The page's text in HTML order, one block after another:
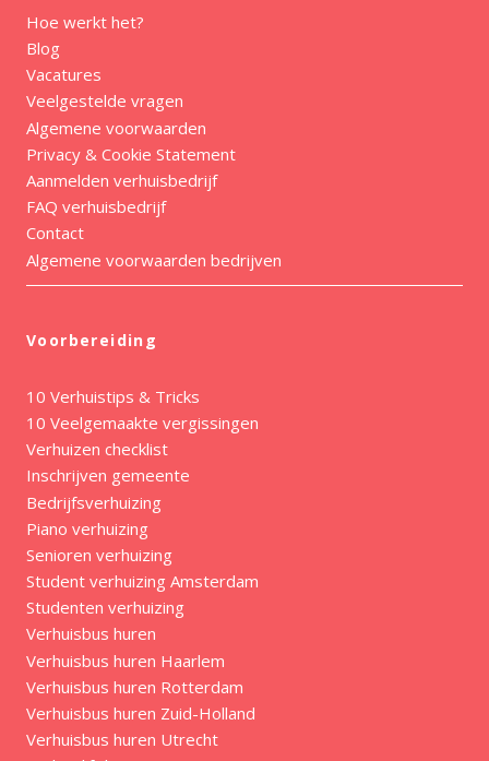
Hoe werkt het?
Blog
Vacatures
Veelgestelde vragen
Algemene voorwaarden
Privacy & Cookie Statement
Aanmelden verhuisbedrijf
FAQ verhuisbedrijf
Contact
Algemene voorwaarden bedrijven
Voorbereiding
10 Verhuistips & Tricks
10 Veelgemaakte vergissingen
Verhuizen checklist
Inschrijven gemeente
Bedrijfsverhuizing
Piano verhuizing
Senioren verhuizing
Student verhuizing Amsterdam
Studenten verhuizing
Verhuisbus huren
Verhuisbus huren Haarlem
Verhuisbus huren Rotterdam
Verhuisbus huren Zuid-Holland
Verhuisbus huren Utrecht